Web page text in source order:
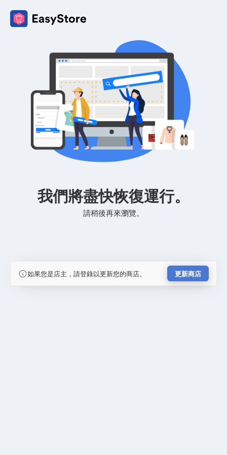
我們將盡快恢復運行。
請稍後再來瀏覽。
如果您是店主，請登錄以更新您的商店。 更新商店